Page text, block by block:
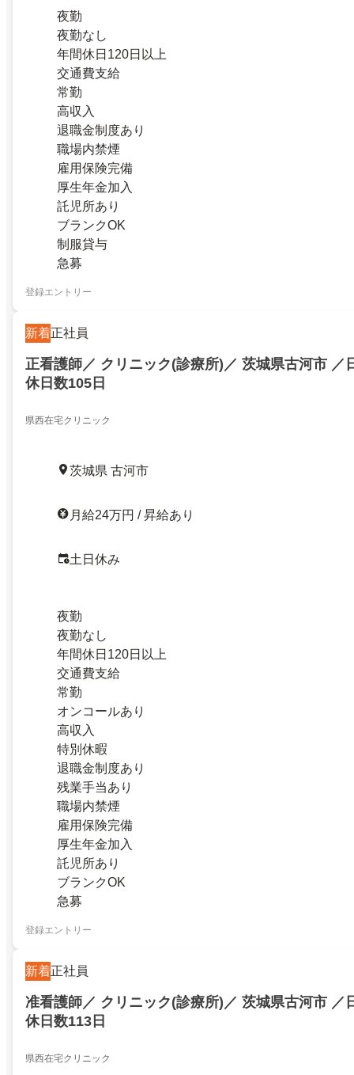
夜勤
夜勤なし
年間休日120日以上
交通費支給
常勤
高収入
退職金制度あり
職場内禁煙
雇用保険完備
厚生年金加入
託児所あり
ブランクOK
制服貸与
急募
登録エントリー
新着正社員
正看護師／ クリニック(診療所)／ 茨城県古河市 ／
休日数105日
県西在宅クリニック
茨城県 古河市
月給24万円 / 昇給あり
土日休み
夜勤
夜勤なし
年間休日120日以上
交通費支給
常勤
オンコールあり
高収入
特別休暇
退職金制度あり
残業手当あり
職場内禁煙
雇用保険完備
厚生年金加入
託児所あり
ブランクOK
急募
登録エントリー
新着正社員
准看護師／ クリニック(診療所)／ 茨城県古河市 ／
休日数113日
県西在宅クリニック